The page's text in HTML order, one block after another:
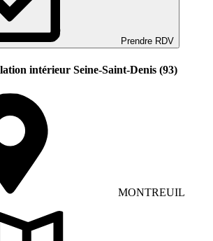
Prendre RDV
intérieur Seine-Saint-Denis (93)
MONTREUIL